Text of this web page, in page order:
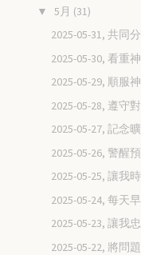
▼ 5月 (31)
2025-05-31, 共同
2025-05-30, 看重
2025-05-29, 順服
2025-05-28, 遵守
2025-05-27, 記念
2025-05-26, 警醒
2025-05-25, 讓我
2025-05-24, 每天
2025-05-23, 讓我
2025-05-22, 將問